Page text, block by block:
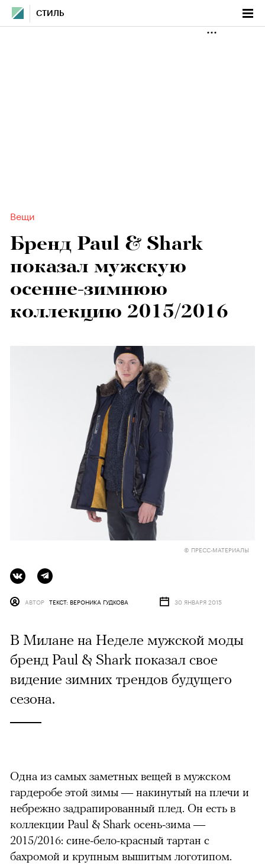
СТИЛЬ
Вещи
Бренд Paul & Shark
показал мужскую
осенне-зимнюю
коллекцию 2015/2016
© ПРЕСС-МАТЕРИАЛЫ
АВТОР ТЕКСТ: ВЕРОНИКА ГУДКОВА 30 ЯНВАРЯ 2015
В Милане на Неделе мужской моды
бренд Paul & Shark показал свое
видение зимних трендов будущего
сезона.
Одна из самых заметных вещей в мужском
гардеробе этой зимы — накинутый на плечи и
небрежно задрапированный плед. Он есть в
коллекции Paul & Shark осень-зима —
2015/2016: сине-бело-красный тартан с
бахромой и крупным вышитым логотипом.